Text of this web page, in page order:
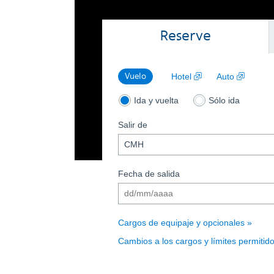
Reserve
Search flight
Vuelo Hotel , Abre una nueva
Auto , Abre
Buscar vuelos de ida y vuelta
Ida y vuelta Buscar vuelos de
Sólo ida
Salir de
Fecha de salidaFormato de fecha (dd/
Cargos de equipaje y opcionales
Cambios a los cargos y límites